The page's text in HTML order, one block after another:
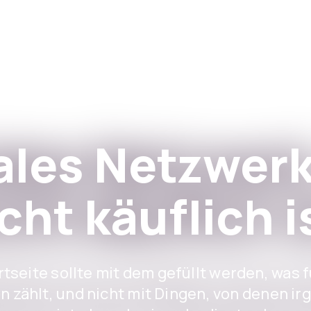
käuflich
sollte mit dem gefüllt werden, was
zählt, und nicht mit Dingen, von denen